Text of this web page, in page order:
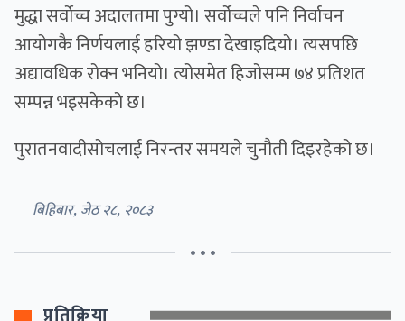
मुद्धा सर्वोच्च अदालतमा पुग्यो। सर्वोच्चले पनि निर्वाचन
आयोगकै निर्णयलाई हरियो झण्डा देखाइदियो। त्यसपछि
अद्यावधिक रोक्न भनियो। त्योसमेत हिजोसम्म ७४ प्रतिशत
सम्पन्न भइसकेको छ।
पुरातनवादीसोचलाई निरन्तर समयले चुनौती दिइरहेको छ।
बिहिबार, जेठ २८, २०८३
• • •